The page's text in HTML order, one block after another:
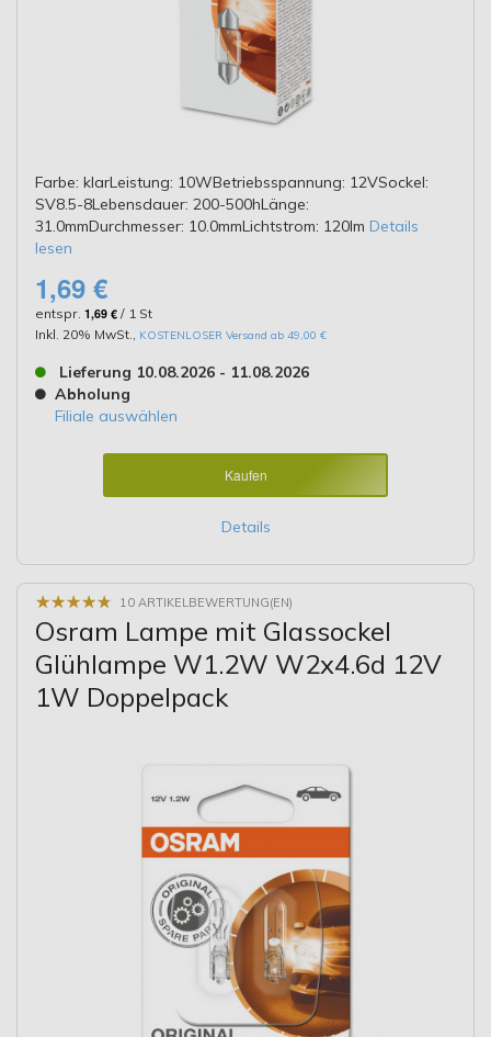
Farbe: klarLeistung: 10WBetriebsspannung: 12VSockel:
SV8.5-8Lebensdauer: 200-500hLänge:
31.0mmDurchmesser: 10.0mmLichtstrom: 120lm Details
lesen
1,69 €
entspr. 1,69 € / 1 St
Inkl. 20% MwSt.
KOSTENLOSER Versand ab 49,00 €
Lieferung 10.08.2026 - 11.08.2026
Abholung
Filiale auswählen
Kaufen
Details
★★★★★
★★★★★ 10 ARTIKELBEWERTUNG(EN)
Osram Lampe mit Glassockel
Glühlampe W1.2W W2x4.6d 12V
1W Doppelpack